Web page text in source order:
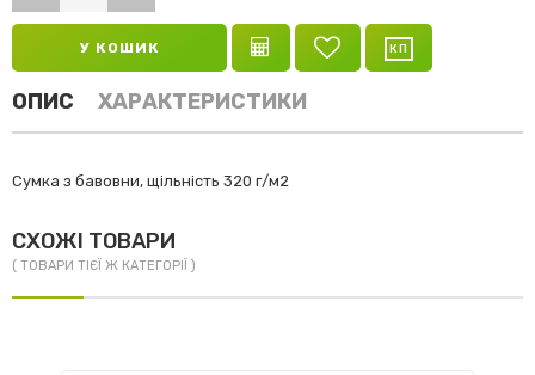
У КОШИК
ОПИС ХАРАКТЕРИСТИКИ
Сумка з бавовни, щільність 320 г/м2
СХОЖІ ТОВАРИ
( ТОВАРИ ТІЄЇ Ж КАТЕГОРІЇ )